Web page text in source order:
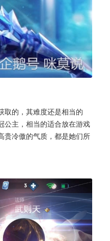
取的，其难度还是相当的
公主，相当的适合放在游戏
贵冷傲的气质，都是她们所